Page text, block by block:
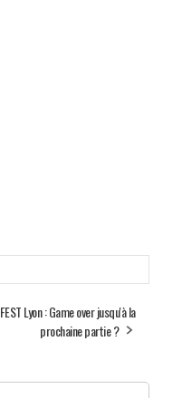
FEST Lyon : Game over jusqu'à la
prochaine partie ?